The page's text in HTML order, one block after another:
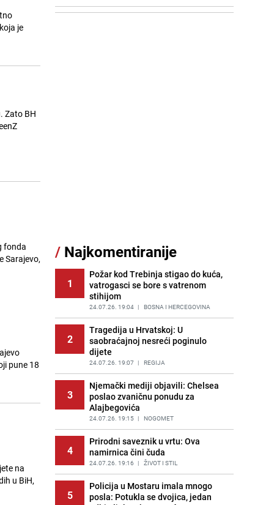
je
Zato BH
fonda
Sarajevo,
pune 18
na
u BiH,
11
oduzeo zastavu s ljiljanima i
sankcionisao vozača iz Bosanskog
Novog
PRIJE 2 DANA | BOSNA I HERCEGOVINA
12
Kao iz slastičarne: Rolada od
čokolade i kokosa bez pečenja,
jednostavan desert bez imalo muke
PRIJE 2 DANA | RECEPTI
13
Tajna savršenog makedonskog
ajvara: Stari recept za kremast i
bogat okus
PRIJE 2 DANA | RECEPTI
14
Tuga potresla grad na Uni:
Preminula Lejla Muhić (39),
sugrađani u nevjerici
PRIJE 2 DANA | BOSNA I HERCEGOVINA
15
Borba trajala satima: Pogledajte
'grdosiju' od skoro tri metra koju su
braća izvukla iz mora
/ Najkomentiranije
1
Požar kod Trebinja stigao do kuća,
vatrogasci se bore s vatrenom
stihijom
24.07.26. 19:04 | BOSNA I HERCEGOVINA
2
Tragedija u Hrvatskoj: U
saobraćajnoj nesreći poginulo
dijete
24.07.26. 19:07 | REGIJA
3
Njemački mediji objavili: Chelsea
poslao zvaničnu ponudu za
Alajbegovića
24.07.26. 19:15 | NOGOMET
4
Prirodni saveznik u vrtu: Ova
namirnica čini čuda
24.07.26. 19:16 | ŽIVOT I STIL
5
Policija u Mostaru imala mnogo
posla: Potukla se dvojica, jedan